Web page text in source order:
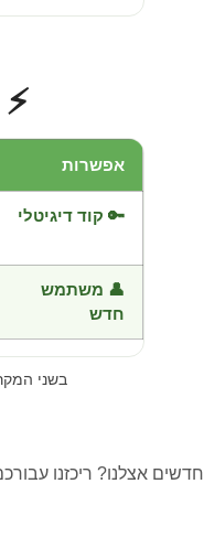
אפשרות
🔑 קוד דיגיטלי
👤 משתמש
חדש
בשני
חדשים אצלנו? ריכזנו